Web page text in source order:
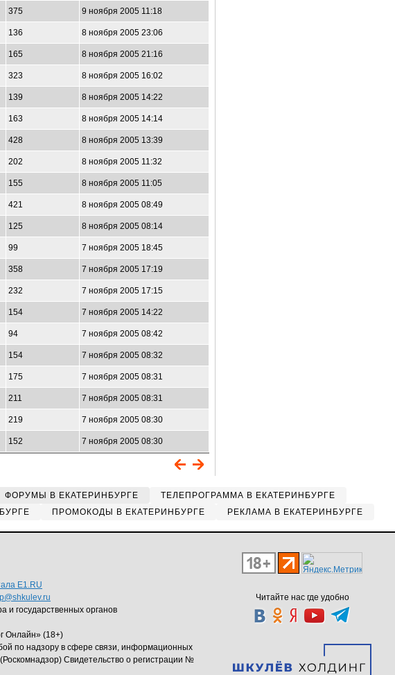
375 9 ноября 2005 11:18
136 8 ноября 2005 23:06
165 8 ноября 2005 21:16
323 8 ноября 2005 16:02
139 8 ноября 2005 14:22
163 8 ноября 2005 14:14
428 8 ноября 2005 13:39
202 8 ноября 2005 11:32
155 8 ноября 2005 11:05
421 8 ноября 2005 08:49
125 8 ноября 2005 08:14
99 7 ноября 2005 18:45
358 7 ноября 2005 17:19
232 7 ноября 2005 17:15
154 7 ноября 2005 14:22
94 7 ноября 2005 08:42
154 7 ноября 2005 08:32
175 7 ноября 2005 08:31
211 7 ноября 2005 08:31
219 7 ноября 2005 08:30
152 7 ноября 2005 08:30
ФОРУМЫ В ЕКАТЕРИНБУРГЕ
ТЕЛЕПРОГРАММА В ЕКАТЕРИНБУРГЕ
ПРОМОКОДЫ В ЕКАТЕРИНБУРГЕ РЕКЛАМА В ЕКАТЕРИНБУРГЕ
Читайте нас где удобно
E1.RU
и государственных органов
Онлайн» (18+)
по надзору в сфере связи, информационных
Свидетельство о регистрации №